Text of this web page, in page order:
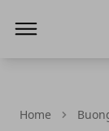
Home